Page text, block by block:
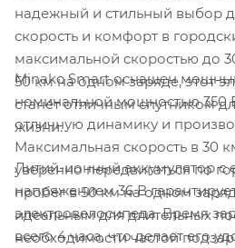
надежный и стильный выбор
скорость и комфорт в
максимальной скоростью до
50 км на одном заряде, этот
станет отличным спутником
жизни.
Minako Smart оснащен
номинальной мощностью 350
отличную динамику и
Максимальная скорость в 30
уверенно передвигаться по
пробег в 50 км на одном
идеальным для длительных
необходимости частой
Литий-ионный аккумулятор с
напряжением 36 В
электровелосипеда. Время
всего 4 часа, что делает его